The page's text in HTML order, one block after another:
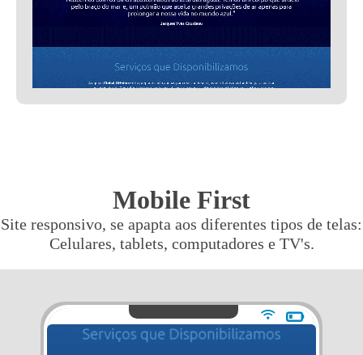
Mobile First
Site responsivo, se apapta aos diferentes tipos de telas:
Celulares, tablets, computadores e TV's.